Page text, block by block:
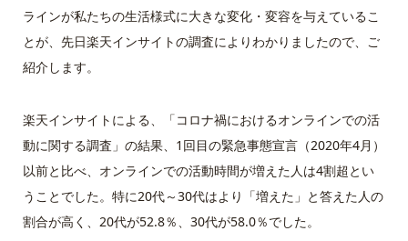
ラインが私たちの生活様式に大きな変化・変容を与えているこ
とが、先日楽天インサイトの調査によりわかりましたので、ご
紹介します。
楽天インサイトによる、「コロナ禍におけるオンラインでの活
動に関する調査」の結果、1回目の緊急事態宣言（2020年4月）
以前と比べ、オンラインでの活動時間が増えた人は4割超とい
うことでした。特に20代～30代はより「増えた」と答えた人の
割合が高く、20代が52.8％、30代が58.0％でした。